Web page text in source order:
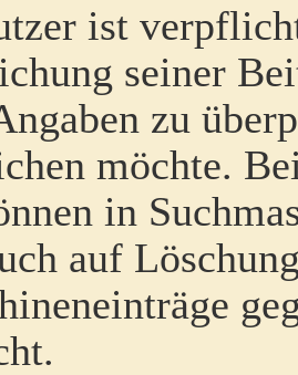
ist
seiner
zu
möchte.
in
auf